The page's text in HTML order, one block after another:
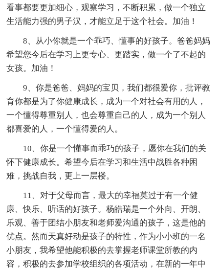
看事都要更加细心，观察学习，不断积累，做一个独立
生活能力强的男子汉，才能立足于这个社会。加油！
8、从小你就是一个乖巧、懂事的好孩子。爸爸妈妈
希望您今后在学习上更专心、更踏实，做一个了不起的
女孩。加油！
9、你是爸爸、妈妈的宝贝，我们都很爱你，批评教
育你都是为了你健康成长，成为一个对社会有用的人，
一个懂得尊重别人，也会尊重自己的人，成为一个别人
都喜爱的人，一个懂得爱的人。
10、你是一个懂事而乖巧的孩子，愿你在我们的关
怀下健康成长。希望今后在学习和生活中战胜各种困
难，挑战自我，更上一层楼。
11、对于父母而言，最大的幸福莫过于有一个健
康、快乐、听话的好孩子。杨皓瑞是一个外向、开朗、
乐观、善于团结小朋友和老师爱沟通的孩子，这是他的
优点。然而天真好动是孩子的特性，作为小小班的一名
小朋友，我希望他能积极的去掌握老师课堂所教的内
容，积极的去参加学校组织的各项活动，在新的一年中